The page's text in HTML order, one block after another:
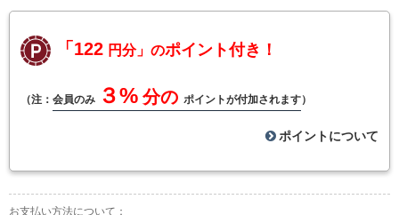
「122 円分」のポイント付き！
（注： 会員のみ ３% 分の ポイントが付加されます）
ポイントについて
お支払い方法について：